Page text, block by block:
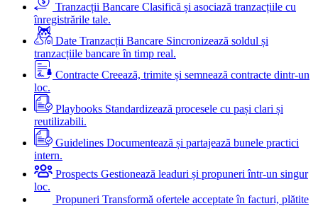
Tranzacții Bancare Clasifică și asociază tranzacțiile cu
înregistrările tale.
Date Tranzacții Bancare Sincronizează soldul și
tranzacțiile bancare în timp real.
Contracte Creează, trimite și semnează contracte dintr-un
loc.
Playbooks Standardizează procesele cu pași clari și
reutilizabili.
Guidelines Documentează și partajează bunele practici
intern.
Prospects Gestionează leaduri și propuneri într-un singur
loc.
Propuneri Transformă ofertele acceptate în facturi, plătite